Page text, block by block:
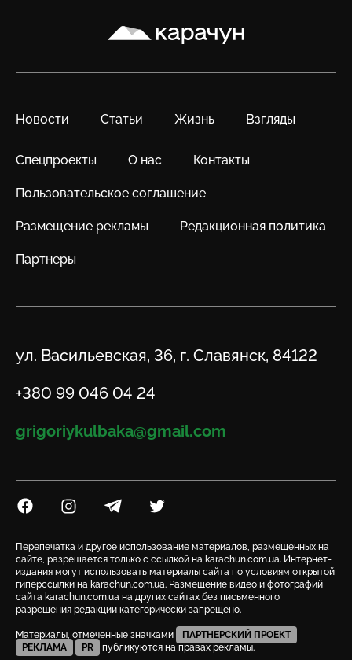
Карачун
Новости Статьи Жизнь Взгляды
Спецпроекты О нас Контакты
Пользовательское соглашение
Размещение рекламы Редакционная политика
Партнеры
Адрес
ул. Васильевская, 36, г. Славянск, 84122
Телефон
+380 99 046 04 24
Email
grigoriykulbaka@gmail.com
Посилання на Facebook
Посилання на Instagram
Посилання на Telegram
Посилання на Twitter
Перепечатка и другое использование материалов, размещенных на
сайте, разрешается только с ссылкой на karachun.com.ua. Интернет-
издания могут использовать материалы сайта по условиям открытой
гиперссылки на karachun.com.ua. Размещение видео и фотографий
сайта karachun.com.ua на других сайтах без письменного
разрешения редакции категорически запрещено.
Материалы, отмеченные значками
ПАРТНЕРСКИЙ ПРОЕКТ
РЕКЛАМА
PR публикуются на правах рекламы.